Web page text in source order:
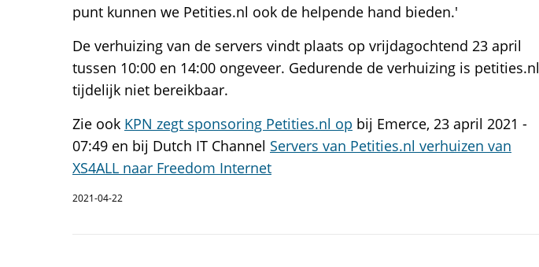
punt kunnen we Petities.nl ook de helpende hand bieden.'
De verhuizing van de servers vindt plaats op vrijdagochtend 23 april
tussen 10:00 en 14:00 ongeveer. Gedurende de verhuizing is petities.nl
tijdelijk niet bereikbaar.
Zie ook KPN zegt sponsoring Petities.nl op bij Emerce, 23 april 2021 -
07:49 en bij Dutch IT Channel Servers van Petities.nl verhuizen van
XS4ALL naar Freedom Internet
2021-04-22